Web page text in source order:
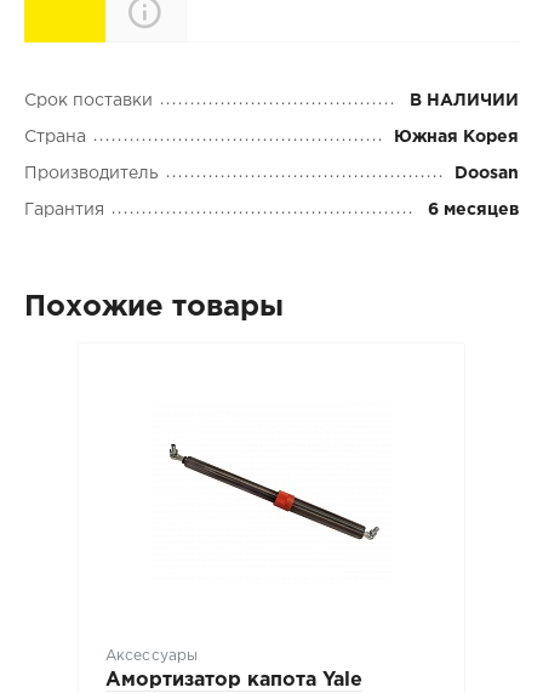
Характеристики
Срок поставки В НАЛИЧИИ
Страна Южная Корея
Производитель Doosan
Гарантия 6 месяцев
Похожие товары
Аксессуары
Амортизатор капота Yale